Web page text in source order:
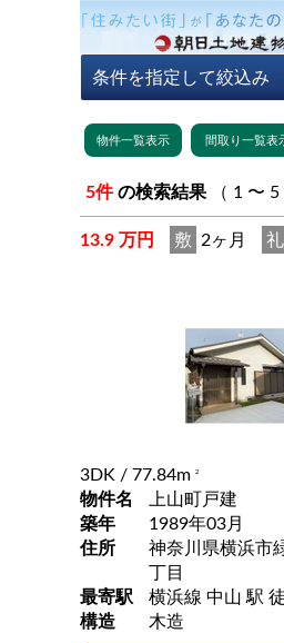
5件 の検索結果
13.9 万円 敷 2ヶ月 礼
3DK / 77.84m 2
物件名
上山町戸建
築年
1989年03月
住所
神奈川県横浜市
丁目
最寄駅
構造
木造